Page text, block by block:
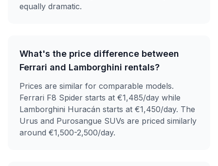
equally dramatic.
What's the price difference between
Ferrari and Lamborghini rentals?
Prices are similar for comparable models.
Ferrari F8 Spider starts at €1,485/day while
Lamborghini Huracán starts at €1,450/day. The
Urus and Purosangue SUVs are priced similarly
around €1,500-2,500/day.